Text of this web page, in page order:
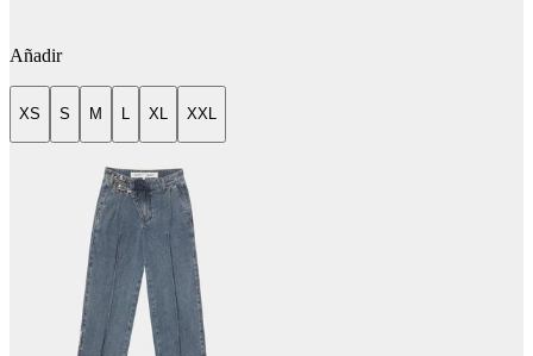
Añadir
XS S M L XL XXL